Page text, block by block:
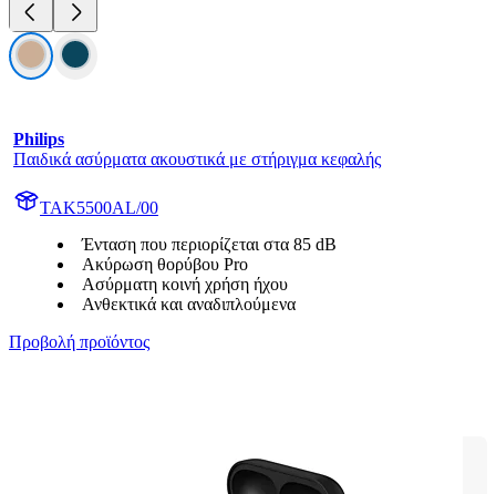
Philips
Παιδικά ασύρματα ακουστικά με στήριγμα κεφαλής
TAK5500AL/00
Ένταση που περιορίζεται στα 85 dB
Ακύρωση θορύβου Pro
Ασύρματη κοινή χρήση ήχου
Ανθεκτικά και αναδιπλούμενα
Προβολή προϊόντος